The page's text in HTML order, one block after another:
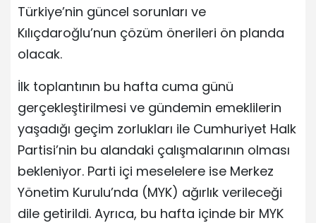
Türkiye’nin güncel sorunları ve
Kılıçdaroğlu’nun çözüm önerileri ön planda
olacak.
İlk toplantının bu hafta cuma günü
gerçekleştirilmesi ve gündemin emeklilerin
yaşadığı geçim zorlukları ile Cumhuriyet Halk
Partisi’nin bu alandaki çalışmalarının olması
bekleniyor. Parti içi meselelere ise Merkez
Yönetim Kurulu’nda (MYK) ağırlık verileceği
dile getirildi. Ayrıca, bu hafta içinde bir MYK